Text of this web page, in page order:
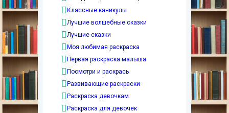
Классные каникулы
Лучшие волшебные сказки
Лучшие сказки
Моя любимая раскраска
Первая раскраска малыша
Посмотри и раскрась
Развивающие раскраски
Раскраска девочкам
Раскраска для девочек